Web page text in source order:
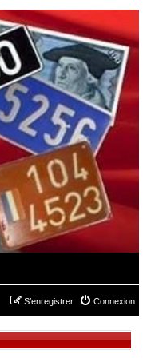
Connexion
S’enregistrer